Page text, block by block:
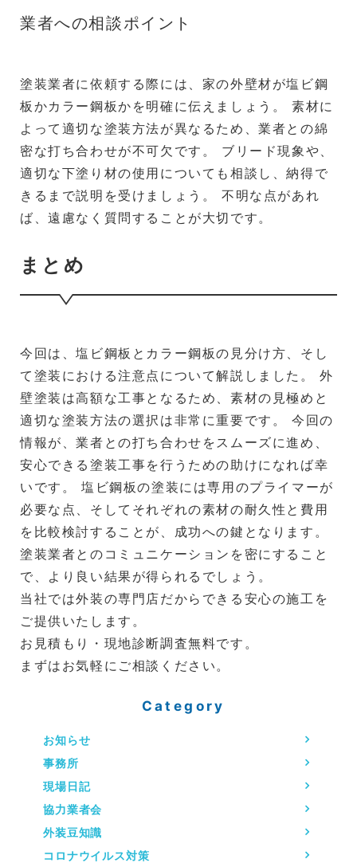
業者への相談ポイント
塗装業者に依頼する際には、家の外壁材が塩ビ鋼
板かカラー鋼板かを明確に伝えましょう。 素材に
よって適切な塗装方法が異なるため、業者との綿
密な打ち合わせが不可欠です。 ブリード現象や、
適切な下塗り材の使用についても相談し、納得で
きるまで説明を受けましょう。 不明な点があれ
ば、遠慮なく質問することが大切です。
まとめ
今回は、塩ビ鋼板とカラー鋼板の見分け方、そし
て塗装における注意点について解説しました。 外
壁塗装は高額な工事となるため、素材の見極めと
適切な塗装方法の選択は非常に重要です。 今回の
情報が、業者との打ち合わせをスムーズに進め、
安心できる塗装工事を行うための助けになれば幸
いです。 塩ビ鋼板の塗装には専用のプライマーが
必要な点、そしてそれぞれの素材の耐久性と費用
を比較検討することが、成功への鍵となります。
塗装業者とのコミュニケーションを密にすること
で、より良い結果が得られるでしょう。
当社では外装の専門店だからできる安心の施工を
ご提供いたします。
お見積もり・現地診断調査無料です。
まずはお気軽にご相談ください。
Category
お知らせ
事務所
現場日記
協力業者会
外装豆知識
コロナウイルス対策